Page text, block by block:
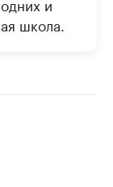
школа.